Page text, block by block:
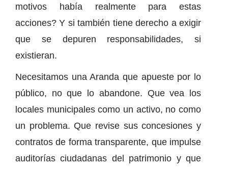
motivos había realmente para estas
acciones? Y si también tiene derecho a exigir
que se depuren responsabilidades, si
existieran.
Necesitamos una Aranda que apueste por lo
público, no que lo abandone. Que vea los
locales municipales como un activo, no como
un problema. Que revise sus concesiones y
contratos de forma transparente, que impulse
auditorías ciudadanas del patrimonio y que